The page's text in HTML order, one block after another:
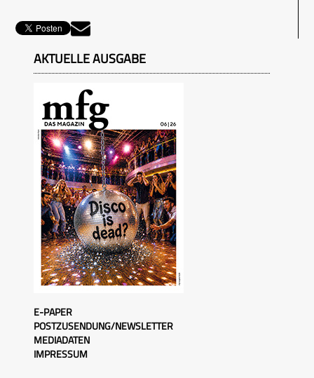
AKTUELLE AUSGABE
E-PAPER
POSTZUSENDUNG/NEWSLETTER
MEDIADATEN
IMPRESSUM